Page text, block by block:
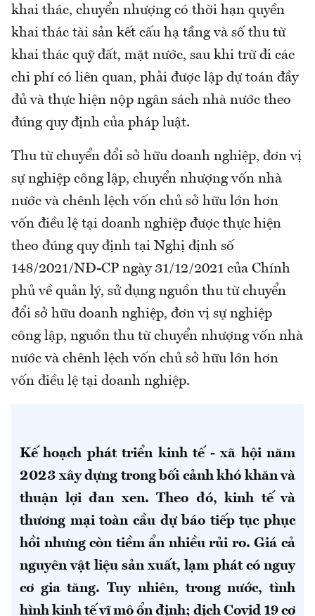
khai thác, chuyển nhượng có thời hạn quyền
khai thác tài sản kết cấu hạ tầng và số thu từ
khai thác quỹ đất, mặt nước, sau khi trừ đi các
chi phí có liên quan, phải được lập dự toán đầy
đủ và thực hiện nộp ngân sách nhà nước theo
đúng quy định của pháp luật.
Thu từ chuyển đổi sở hữu doanh nghiệp, đơn vị
sự nghiệp công lập, chuyển nhượng vốn nhà
nước và chênh lệch vốn chủ sở hữu lớn hơn
vốn điều lệ tại doanh nghiệp được thực hiện
theo đúng quy định tại Nghị định số
148/2021/NĐ-CP ngày 31/12/2021 của Chính
phủ về quản lý, sử dụng nguồn thu từ chuyển
đổi sở hữu doanh nghiệp, đơn vị sự nghiệp
công lập, nguồn thu từ chuyển nhượng vốn nhà
nước và chênh lệch vốn chủ sở hữu lớn hơn
vốn điều lệ tại doanh nghiệp.
Kế hoạch phát triển kinh tế - xã hội năm
2023 xây dựng trong bối cảnh khó khăn và
thuận lợi đan xen. Theo đó, kinh tế và
thương mại toàn cầu dự báo tiếp tục phục
hồi nhưng còn tiềm ẩn nhiều rủi ro. Giá cả
nguyên vật liệu sản xuất, lạm phát có nguy
cơ gia tăng. Tuy nhiên, trong nước, tình
hình kinh tế vĩ mô ổn định; dịch Covid 19 cơ